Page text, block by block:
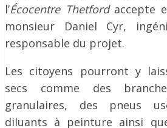
l’Écocentre Thetford accepte
monsieur Daniel Cyr,
responsable du projet.
Les citoyens pourront y
secs comme des
granulaires, des pneus
diluants à peinture ainsi